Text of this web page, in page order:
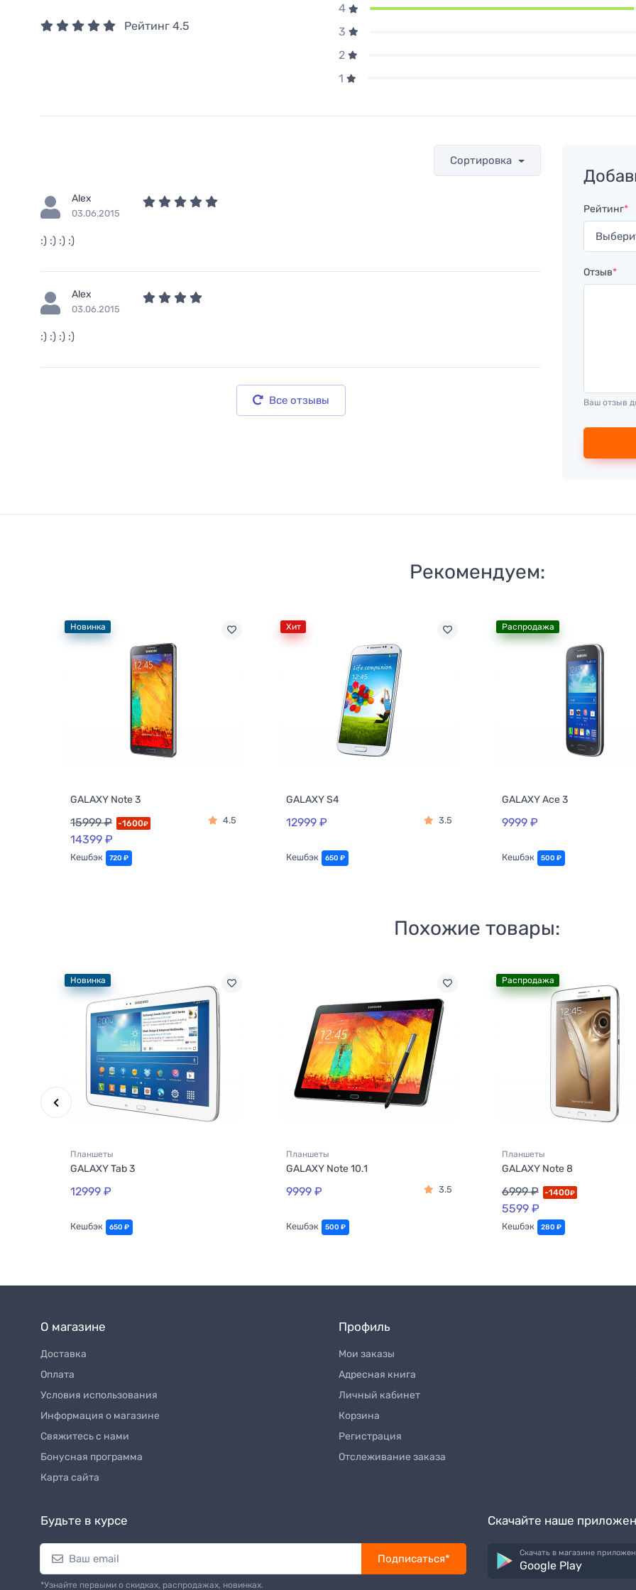
Рейтинг 4.5
4
3
2
1
Сортировка
Alex
03.06.2015
:) :) :) :)
Alex
03.06.2015
:) :) :) :)
Все отзывы
Рейтинг*
Отзыв*
Ваш отзыв
Рекомендуем:
Новинка
GALAXY Note 3
15999 ₽ -1600₽
14399 ₽
4.5
Кешбэк 720 ₽
Хит
GALAXY S4
12999 ₽ 3.5
Кешбэк 650 ₽
Распродажа
GALAXY Ace 3
9999 ₽
Кешбэк 500 ₽
Похожие товары:
Новинка
Планшеты
GALAXY Tab 3
12999 ₽
Кешбэк 650 ₽
Планшеты
GALAXY Note 10.1
9999 ₽ 3.5
Кешбэк 500 ₽
Распродажа
Планшеты
GALAXY Note 8
6999 ₽ -1400₽
5599 ₽
Кешбэк 280 ₽
О магазине
Доставка
Оплата
Условия использования
Информация о магазине
Свяжитесь с нами
Бонусная программа
Карта сайта
Профиль
Мои заказы
Адресная книга
Личный кабинет
Корзина
Регистрация
Отслеживание заказа
Будьте в курсе
Подписаться*
*Узнайте первыми о скидках, распродажах, новинках.
Скачайте наше
Скачать в магазине
Google Play